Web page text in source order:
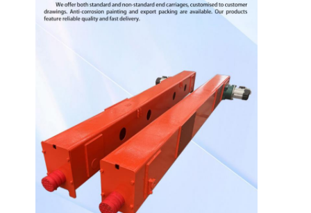
Inicio Productos Videos
Nosotros